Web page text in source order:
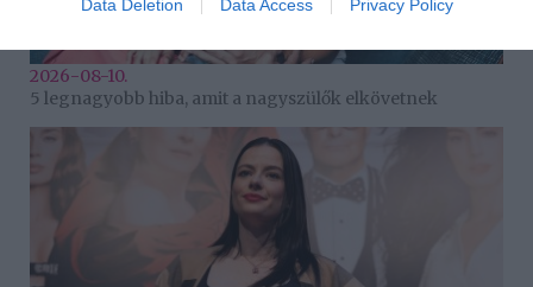
Data Deletion Data Access Privacy Policy
2026-08-10.
5 legnagyobb hiba, amit a nagyszülők elkövetnek